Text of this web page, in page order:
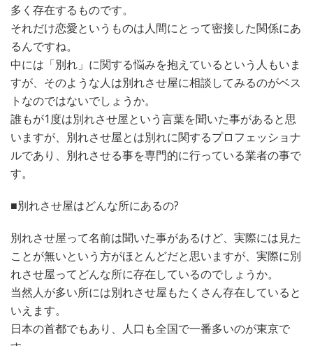
多く存在するものです。
それだけ恋愛というものは人間にとって密接した関係にあ
るんですね。
中には「別れ」に関する悩みを抱えているという人もいま
すが、そのような人は別れさせ屋に相談してみるのがベス
トなのではないでしょうか。
誰もが1度は別れさせ屋という言葉を聞いた事があると思
いますが、別れさせ屋とは別れに関するプロフェッショナ
ルであり、別れさせる事を専門的に行っている業者の事で
す。
■別れさせ屋はどんな所にあるの?
別れさせ屋って名前は聞いた事があるけど、実際には見た
ことが無いという方がほとんどだと思いますが、実際に別
れさせ屋ってどんな所に存在しているのでしょうか。
当然人が多い所には別れさせ屋もたくさん存在していると
いえます。
日本の首都でもあり、人口も全国で一番多いのが東京で